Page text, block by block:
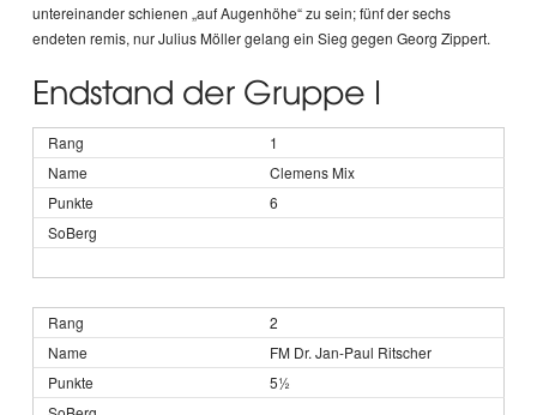
untereinander schienen „auf Augenhöhe“ zu sein; fünf der sechs
endeten remis, nur Julius Möller gelang ein Sieg gegen Georg Zippert.
Endstand der Gruppe I
1
Clemens Mix
6
2
FM Dr. Jan-Paul Ritscher
5½